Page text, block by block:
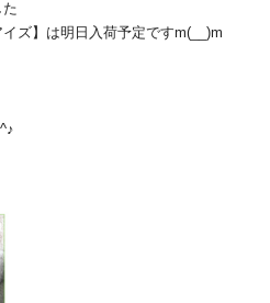
ズ】は明日入荷予定ですm(__)m